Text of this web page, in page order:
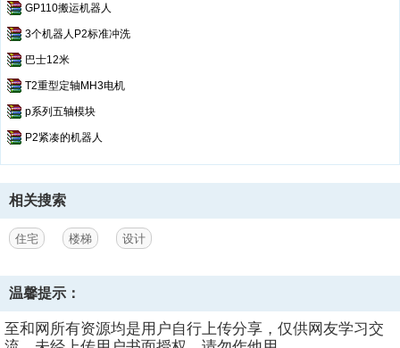
GP110搬运机器人
3个机器人P2标准冲洗
巴士12米
T2重型定轴MH3电机
p系列五轴模块
P2紧凑的机器人
相关搜索
住宅 楼梯 设计
温馨提示：
至和网所有资源均是用户自行上传分享，仅供网友学习交